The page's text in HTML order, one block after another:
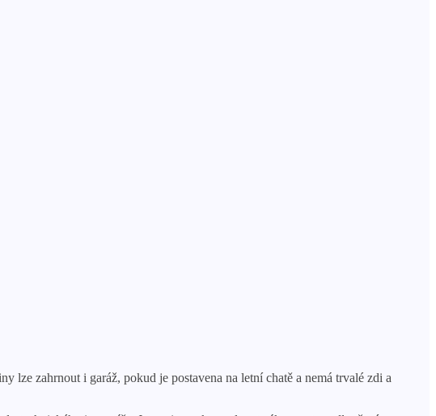
zahrnout i garáž, pokud je postavena na letní chatě a nemá trvalé zdi a